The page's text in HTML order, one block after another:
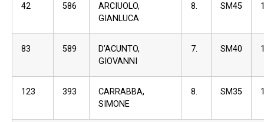
42 586
ARCIUOLO,
GIANLUCA
8. SM45
83 589
D’ACUNTO,
GIOVANNI
7. SM40
123 393
CARRABBA,
SIMONE
8. SM35